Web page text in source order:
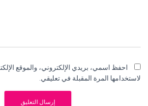
احفظ اسمي، بريدي الإلكتروني، والموقع
لاستخدامها المرة المقبلة في تعليقي.